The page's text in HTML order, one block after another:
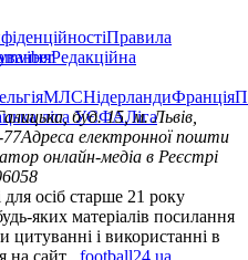
Правила
Редакційна
viber
МЛСНідерландиФранція
ліга УЄФАЛіга
буд. 15, м. Львів,
Адреса електронної пошти
онлайн-медіа в Реєстрі
осіб старше 21 року
яких матеріалів посилання
і використанні в